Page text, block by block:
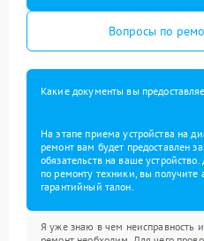
Вопросы по
Какие документы вы
На этапе приема устройства на
ремонт вам будет предоставлен
обязательств на ваше
по ремонту техники, вы получите
гарантийный талон.
Я уже знаю в чем неисправность